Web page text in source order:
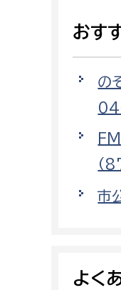
消
予防
警
情
警
おす
の
（
市
よく